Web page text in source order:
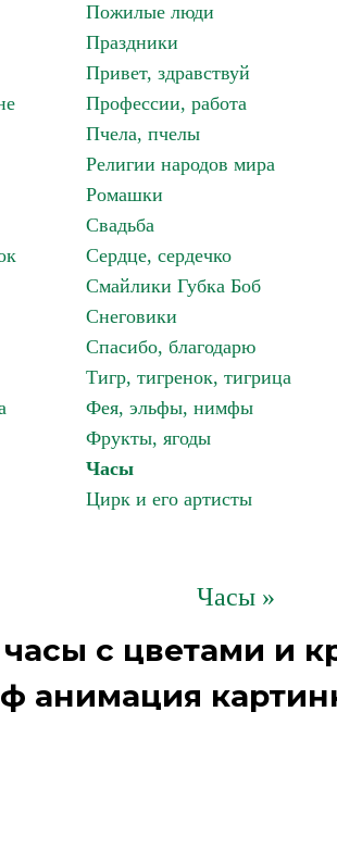
Пожилые люди
Праздники
Привет, здравствуй
Профессии, работа
Пчела, пчелы
Религии народов мира
Ромашки
Свадьба
Сердце, сердечко
Смайлики Губка Боб
Снеговики
Спасибо, благодарю
Тигр, тигренок, тигрица
Фея, эльфы, нимфы
Фрукты, ягоды
Часы
Цирк и его артисты
Часы »
с цветами и
анимация